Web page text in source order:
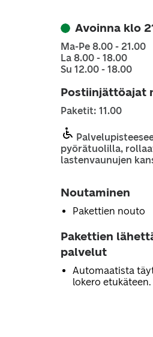
Avoinna klo
Ma-Pe 8.00 - 21.00
La 8.00 - 18.00
Su 12.00 - 18.00
Postiinjättöajat
Paketit: 11.00
pyörätuolilla,
lastenvaunujen
Noutaminen
Pakettien nouto
Pakettien
palvelut
Automaatista
lokero etukäteen.